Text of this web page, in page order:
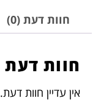
חוות דעת (0)
חוות דעת
אין עדיין חוות דעת.